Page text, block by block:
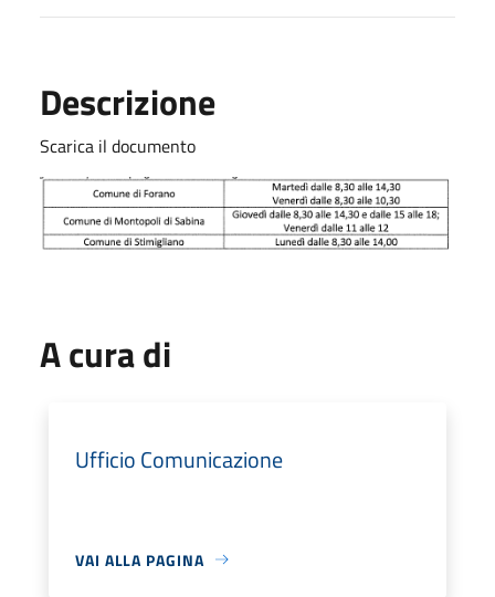
Descrizione
Scarica il documento
A cura di
Ufficio Comunicazione
VAI ALLA PAGINA